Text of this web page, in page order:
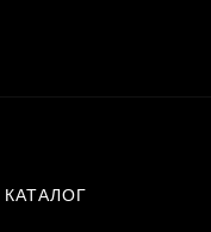
КАТАЛОГ